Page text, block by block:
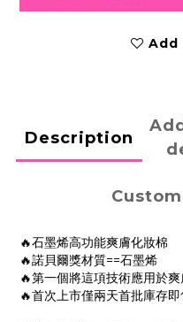
Add
Description
🔥石墨烯高功能爽膚化妝棉
🔥諾貝爾獎材質==石墨烯
🔥第一個將這項技術應用於爽
🔥首次上市僅兩天首批庫存